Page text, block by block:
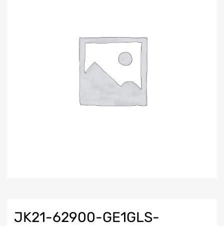
JK21-62900-GE1GLS-